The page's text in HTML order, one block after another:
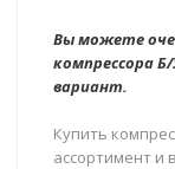
Вы можете
компрессора
вариант.
Купить
ассортимент и